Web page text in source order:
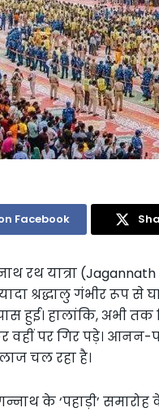
Facebook
रथ यात्रा
श्रद्धालु गंभीर रूप से
हुई। हालांकि, अभी
वहीं पर गिर पड़े।
चल रहा है।
के ‘पहाड़ी’